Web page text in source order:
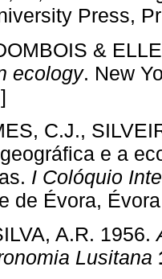
&
ecology. New
]
C.J.,
e a
I Colóquio
de Évora,
A.R. 1956.
Lusitana